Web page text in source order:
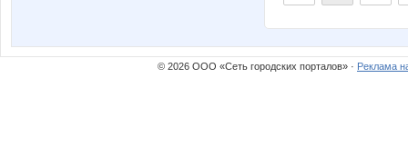
© 2026 ООО «Сеть городских порталов» · Реклама